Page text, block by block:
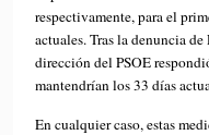
respectivamente, para el
actuales. Tras la denuncia
dirección del PSOE
mantendrían los 33 días
En cualquier caso, estas